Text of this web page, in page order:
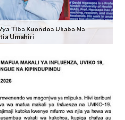
Tiba Kuondoa Uhaba Na
Umahiri